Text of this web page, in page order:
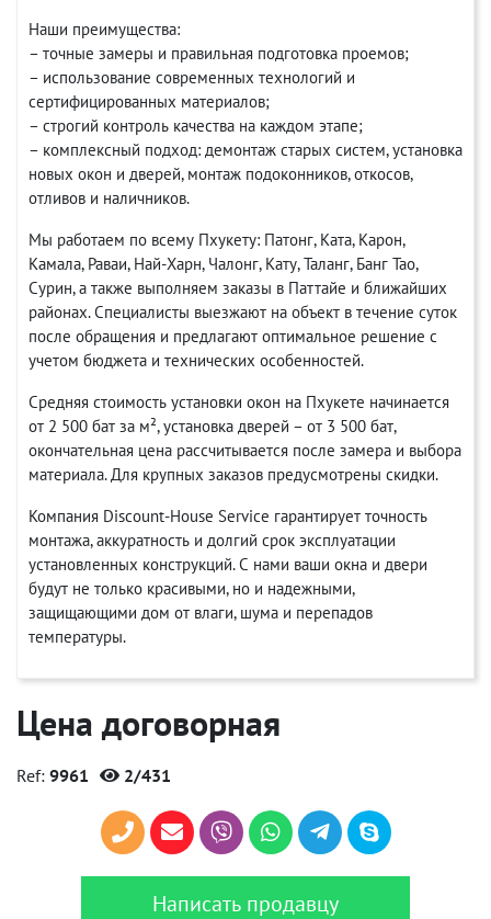
Наши преимущества:
– точные замеры и правильная подготовка проемов;
– использование современных технологий и
сертифицированных материалов;
– строгий контроль качества на каждом этапе;
– комплексный подход: демонтаж старых систем, установка
новых окон и дверей, монтаж подоконников, откосов,
отливов и наличников.
Мы работаем по всему Пхукету: Патонг, Ката, Карон,
Камала, Раваи, Най-Харн, Чалонг, Кату, Таланг, Банг Тао,
Сурин, а также выполняем заказы в Паттайе и ближайших
районах. Специалисты выезжают на объект в течение суток
после обращения и предлагают оптимальное решение с
учетом бюджета и технических особенностей.
Средняя стоимость установки окон на Пхукете начинается
от 2 500 бат за м², установка дверей – от 3 500 бат,
окончательная цена рассчитывается после замера и выбора
материала. Для крупных заказов предусмотрены скидки.
Компания Discount-House Service гарантирует точность
монтажа, аккуратность и долгий срок эксплуатации
установленных конструкций. С нами ваши окна и двери
будут не только красивыми, но и надежными,
защищающими дом от влаги, шума и перепадов
температуры.
Цена договорная
Ref: 9961 2/431
Написать продавцу